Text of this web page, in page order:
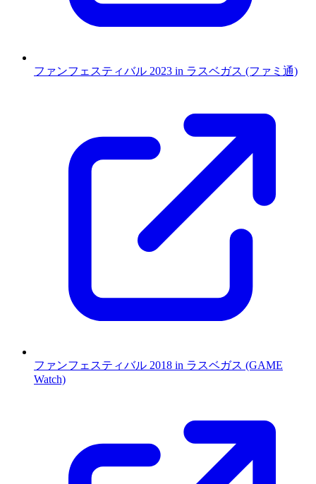
ファンフェスティバル 2023 in ラスベガス (ファミ通)
ファンフェスティバル 2018 in ラスベガス (GAME
Watch)